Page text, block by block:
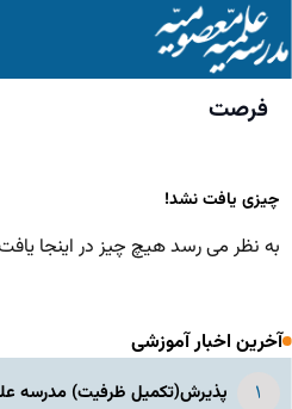
فرصت
چیزی یافت نشد!
به نظر می رسد هیچ چیز در اینجا
آخرین اخبار آموزشی
پذیرش(تکمیل ظرفیت) مدرسه